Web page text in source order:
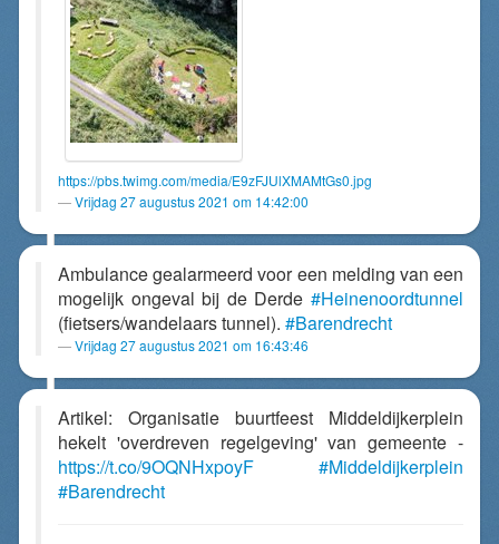
https://pbs.twimg.com/media/E9zFJUlXMAMtGs0.jpg
Vrijdag 27 augustus 2021 om 14:42:00
Ambulance gealarmeerd voor een melding van een
mogelijk ongeval bij de Derde #Heinenoordtunnel
(fietsers/wandelaars tunnel). #Barendrecht
Vrijdag 27 augustus 2021 om 16:43:46
Artikel: Organisatie buurtfeest Middeldijkerplein
hekelt 'overdreven regelgeving' van gemeente -
https://t.co/9OQNHxpoyF
#Middeldijkerplein
#Barendrecht